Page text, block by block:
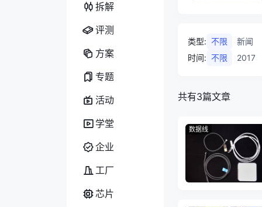
拆解
评测
方案
专题
活动
学堂
企业
工厂
芯片
类型: 不限 新闻
时间: 不限 2017
共有3篇文章
数据线